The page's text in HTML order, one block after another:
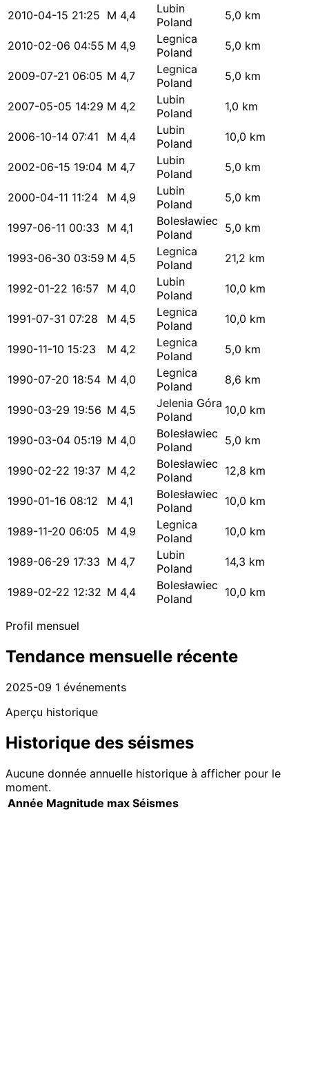
2010-04-15 21:25 M 4,4
Lubin
Poland
5,0 km
2010-02-06 04:55 M 4,9
Legnica
Poland
5,0 km
2009-07-21 06:05 M 4,7
Legnica
Poland
5,0 km
2007-05-05 14:29 M 4,2
Lubin
Poland
1,0 km
2006-10-14 07:41 M 4,4
Lubin
Poland
10,0 km
2002-06-15 19:04 M 4,7
Lubin
Poland
5,0 km
2000-04-11 11:24 M 4,9
Lubin
Poland
5,0 km
1997-06-11 00:33 M 4,1
Bolesławiec
Poland
5,0 km
1993-06-30 03:59 M 4,5
Legnica
Poland
21,2 km
1992-01-22 16:57 M 4,0
Lubin
Poland
10,0 km
1991-07-31 07:28 M 4,5
Legnica
Poland
10,0 km
1990-11-10 15:23 M 4,2
Legnica
Poland
5,0 km
1990-07-20 18:54 M 4,0
Legnica
Poland
8,6 km
1990-03-29 19:56 M 4,5
Jelenia Góra
Poland
10,0 km
1990-03-04 05:19 M 4,0
Bolesławiec
Poland
5,0 km
1990-02-22 19:37 M 4,2
Bolesławiec
Poland
12,8 km
1990-01-16 08:12 M 4,1
Bolesławiec
Poland
10,0 km
1989-11-20 06:05 M 4,9
Legnica
Poland
10,0 km
1989-06-29 17:33 M 4,7
Lubin
Poland
14,3 km
1989-02-22 12:32 M 4,4
Bolesławiec
Poland
10,0 km
Profil mensuel
Tendance mensuelle récente
2025-09 1 événements
Aperçu historique
Historique des séismes
Aucune donnée annuelle historique à afficher pour le
moment.
Année Magnitude max Séismes